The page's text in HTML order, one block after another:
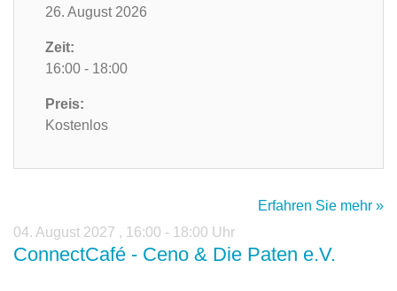
26. August 2026
Zeit:
16:00 - 18:00
Preis:
Kostenlos
Erfahren Sie mehr »
04. August 2027 , 16:00 - 18:00 Uhr
ConnectCafé - Ceno & Die Paten e.V.